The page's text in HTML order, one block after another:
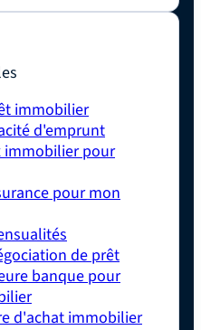
immobilier
d'emprunt
immobilier pour
pour mon
de prêt
banque pour
d'achat immobilier